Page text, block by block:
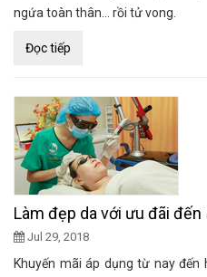
ngứa toàn thân... rồi tử vong.
Đọc tiếp
Làm đẹp da với ưu đãi
Jul 29, 2018
Khuyến mãi áp dụng từ nay